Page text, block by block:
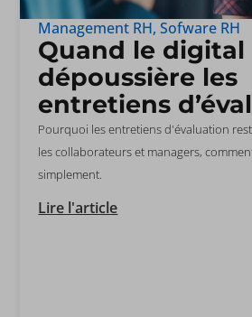
Management RH,Sofware RH
Quand le digital
dépoussière les
entretiens
Pourquoi les entretiens d'évaluation
les collaborateurs et managers,
simplement.
Lire l'article